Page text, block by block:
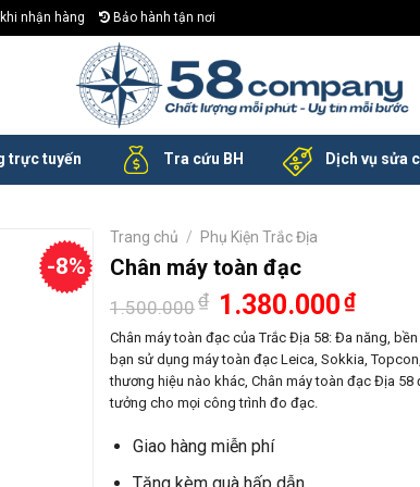
nhận hàng Bảo hành tận nơi
trực tuyến Tra cứu BH Dịch vụ sửa
-8%
Trang chủ / Phụ Kiện Trắc Địa
Chân máy toàn đạc
1.500.000₫ Giá
gốc
là:
1.500.000₫.
1.380.000₫Giá
tại
là:
Chân máy toàn đạc của Trắc Địa 58: Đa năng,
bạn sử dụng máy toàn đạc Leica, Sokkia,
thương hiệu nào khác, Chân máy toàn đạc Địa
tưởng cho mọi công trình đo đạc.
Giao hàng miễn phí